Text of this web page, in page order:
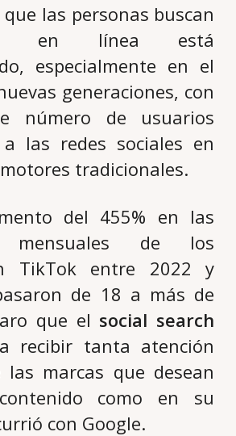
las personas buscan
en línea está
especialmente en el
generaciones, con
número de usuarios
las redes sociales en
tradicionales.
del 455% en las
mensuales de los
TikTok entre 2022 y
de 18 a más de
que el social search
recibir tanta atención
marcas que desean
como en su
con Google.